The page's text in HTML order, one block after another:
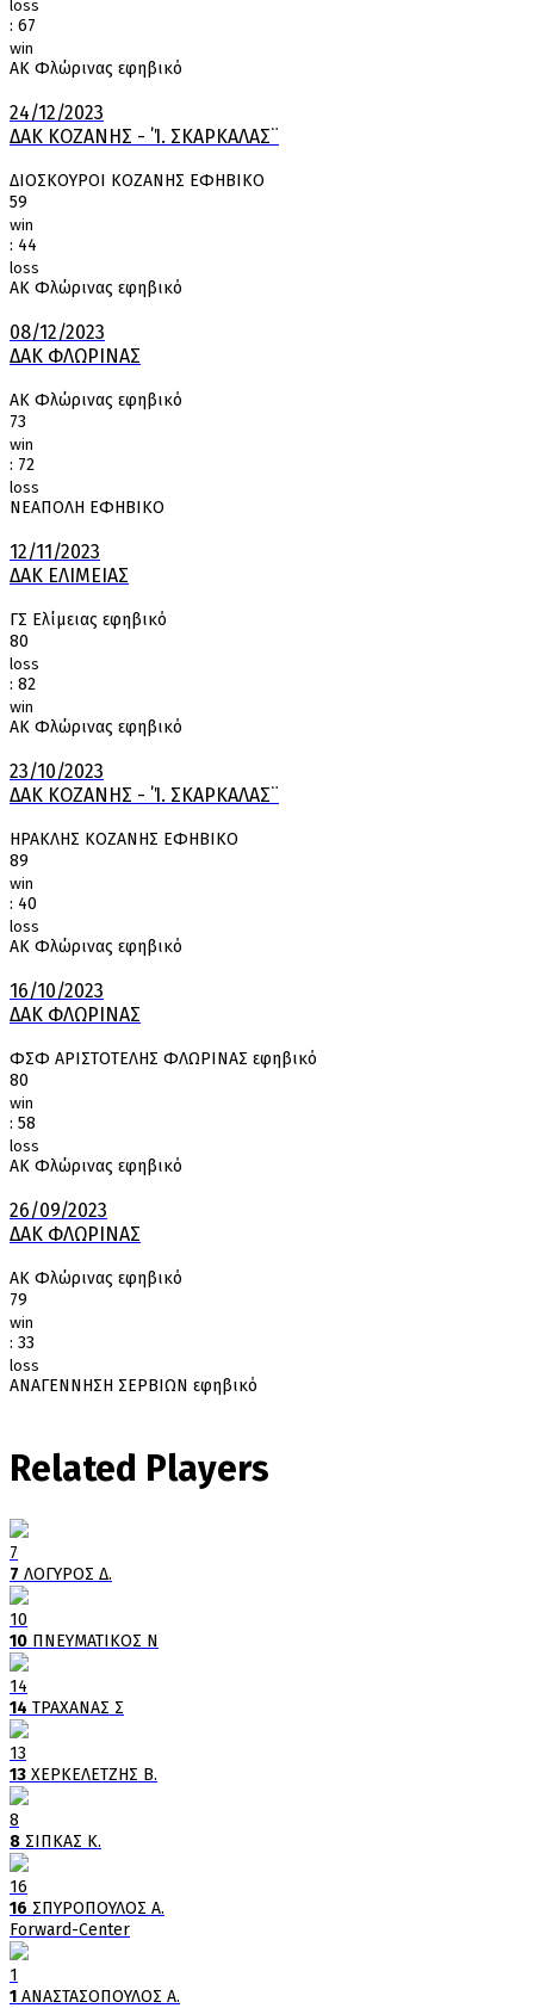
loss
: 67
win
ΑΚ Φλώρινας εφηβικό
24/12/2023
ΔΑΚ ΚΟΖΑΝΗΣ - ΄Ί. ΣΚΑΡΚΑΛΑΣ¨
ΔΙΟΣΚΟΥΡΟΙ ΚΟΖΑΝΗΣ ΕΦΗΒΙΚΟ
59
win
: 44
loss
ΑΚ Φλώρινας εφηβικό
08/12/2023
ΔΑΚ ΦΛΩΡΙΝΑΣ
ΑΚ Φλώρινας εφηβικό
73
win
: 72
loss
ΝΕΑΠΟΛΗ ΕΦΗΒΙΚΟ
12/11/2023
ΔΑΚ ΕΛΙΜΕΙΑΣ
ΓΣ Ελίμειας εφηβικό
80
loss
: 82
win
ΑΚ Φλώρινας εφηβικό
23/10/2023
ΔΑΚ ΚΟΖΑΝΗΣ - ΄Ί. ΣΚΑΡΚΑΛΑΣ¨
ΗΡΑΚΛΗΣ ΚΟΖΑΝΗΣ ΕΦΗΒΙΚΟ
89
win
: 40
loss
ΑΚ Φλώρινας εφηβικό
16/10/2023
ΔΑΚ ΦΛΩΡΙΝΑΣ
ΦΣΦ ΑΡΙΣΤΟΤΕΛΗΣ ΦΛΩΡΙΝΑΣ εφηβικό
80
win
: 58
loss
ΑΚ Φλώρινας εφηβικό
26/09/2023
ΔΑΚ ΦΛΩΡΙΝΑΣ
ΑΚ Φλώρινας εφηβικό
79
win
: 33
loss
ΑΝΑΓΕΝΝΗΣΗ ΣΕΡΒΙΩΝ εφηβικό
Related Players
7
7 ΛΟΓΥΡΟΣ Δ.
10
10 ΠΝΕΥΜΑΤΙΚΟΣ Ν
14
14 ΤΡΑΧΑΝΑΣ Σ
13
13 ΧΕΡΚΕΛΕΤΖΗΣ Β.
8
8 ΣΙΠΚΑΣ Κ.
16
16 ΣΠΥΡΟΠΟΥΛΟΣ Α.
Forward-Center
1
1 ΑΝΑΣΤΑΣΟΠΟΥΛΟΣ Α.